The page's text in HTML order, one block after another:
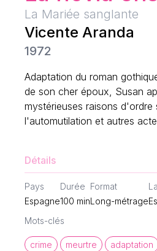
La Mariée sanglante
Vicente Aranda
1972
Adaptation du roman
de son cher époux, Susan
mystérieuses raisons
l'automutilation et autres
Détails
Pays
Espagne
Durée
100 min
Format
Long-métrage
Mots-clés
crime meurtre adaptation